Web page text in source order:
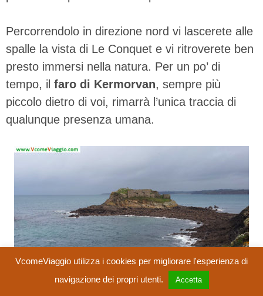
Percorrendolo in direzione nord vi lascerete alle
spalle la vista di Le Conquet e vi ritroverete ben
presto immersi nella natura. Per un po’ di
tempo, il faro di Kermorvan, sempre più
piccolo dietro di voi, rimarrà l’unica traccia di
qualunque presenza umana.
VcomeViaggio utilizza i cookies per migliorare l'esperienza di
navigazione dei propri utenti.
Accetta